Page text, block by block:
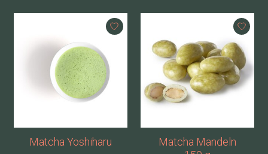
Matcha Yoshiharu
Matcha Mandeln